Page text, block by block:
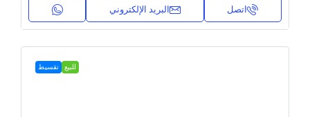
اتصل البريد الإلكتروني
للبيع تقسيط